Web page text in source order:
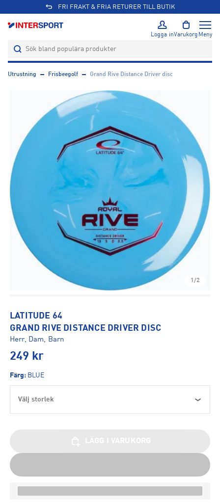
FRI FRAKT & FRIA RETURER TILL BUTIK
Logga inVarukorg Meny
Utrustning Frisbeegolf Grand Rive Distance Driver disc
1/2
LATITUDE 64
GRAND RIVE DISTANCE DRIVER DISC
Herr, Dam, Barn
249 kr
Färg: BLUE
Välj storlek